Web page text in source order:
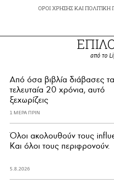
ΟΡΟΙ ΧΡΗΣΗΣΚΑΙ ΠΟΛΙΤΙΚΗ
από το
Από όσα βιβλία διάβασες τα
τελευταία 20 χρόνια, αυτό
ξεχωρίζεις
1 ΜΕΡΑ ΠΡΙΝ
Όλοι ακολουθούν τους
Και όλοι τους περιφρονούν.
5.8.2026